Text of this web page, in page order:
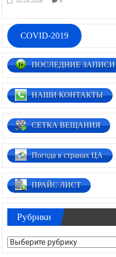
COVID-2019
ПОСЛЕДНИЕ ЗАПИСИ
НАШИ КОНТАКТЫ
СЕТКА ВЕЩАНИЯ
Погода в странах ЦА
ПРАЙС ЛИСТ
Рубрики
Рубрики